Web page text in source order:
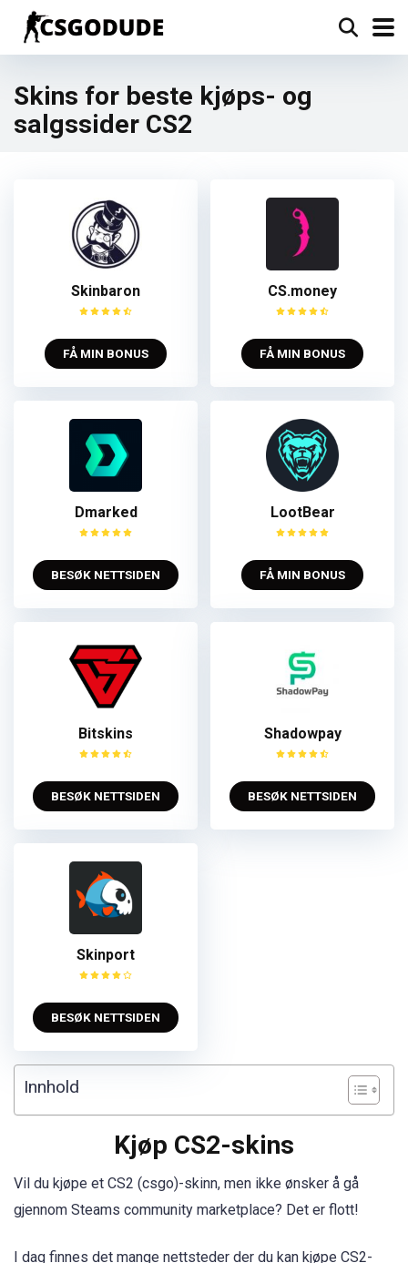
Skins for beste kjøps- og
salgssider CS2
Skinbaron
FÅ MIN BONUS
CS.money
FÅ MIN BONUS
Dmarked
BESØK NETTSIDEN
LootBear
FÅ MIN BONUS
Bitskins
BESØK NETTSIDEN
Shadowpay
BESØK NETTSIDEN
Skinport
BESØK NETTSIDEN
Innhold
Kjøp CS2-skins
Vil du kjøpe et CS2 (csgo)-skinn, men ikke ønsker å gå
gjennom Steams community marketplace? Det er flott!
I dag finnes det mange nettsteder der du kan kjøpe CS2-